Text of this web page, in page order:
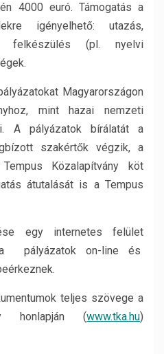
4000 euró. Támogatás a
igényelhető: utazás,
felkészülés (pl. nyelvi
Magyarországon
mint hazai nemzeti
A pályázatok bírálatát a
szakértők végzik, a
Közalapítvány köt
átutalását is a Tempus
egy internetes felület
a pályázatok on-line és
teljes szövege a
honlapján (www.tka.hu)